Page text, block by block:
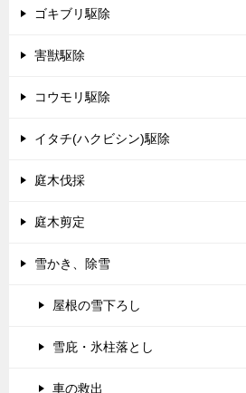
ゴキブリ駆除
害獣駆除
コウモリ駆除
イタチ(ハクビシン)駆除
庭木伐採
庭木剪定
雪かき、除雪
屋根の雪下ろし
雪庇・氷柱落とし
車の救出